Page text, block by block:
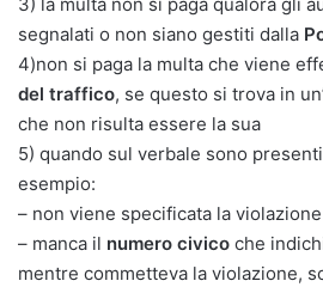
segnalati o non siano gestiti dalla
4)non si paga la multa che viene
del traffico, se questo si trova in
che non risulta essere la sua
5) quando sul verbale sono
esempio:
– non viene specificata la violazione
– manca il numero civico che
mentre commetteva la violazione,